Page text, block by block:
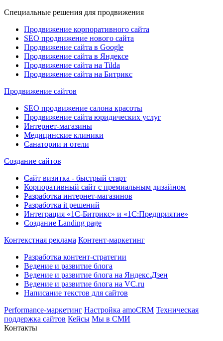
Специальные решения для продвижения
Продвижение корпоративного сайта
SEO продвижение нового сайта
Продвижение сайта в Google
Продвижение сайта в Яндексе
Продвижение сайта на Tilda
Продвижение сайта на Битрикс
Продвижение сайтов
SEO продвижение салона красоты
Продвижение сайта юридических услуг
Интернет-магазины
Медицинские клиники
Санатории и отели
Создание сайтов
Сайт визитка - быстрый старт
Корпоративный сайт с премиальным дизайном
Разработка интернет-магазинов
Разработка it решений
Интеграция «1С-Битрикс» и «1С:Предприятие»
Создание Landing page
Контекстная реклама Контент-маркетинг
Разработка контент-стратегии
Ведение и развитие блога
Ведение и развитие блога на Яндекс.Дзен
Ведение и развитие блога на VC.ru
Написание текстов для сайтов
Performance-маркетинг Настройка amoCRM Техническая
поддержка сайтов Кейсы Мы в СМИ
Контакты